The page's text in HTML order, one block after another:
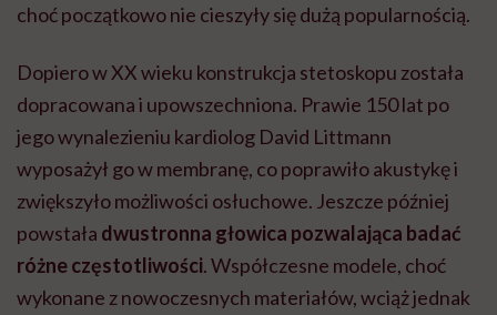
choć początkowo nie cieszyły się dużą popularnością.
Dopiero w XX wieku konstrukcja stetoskopu została
dopracowana i upowszechniona. Prawie 150 lat po
jego wynalezieniu kardiolog David Littmann
wyposażył go w membranę, co poprawiło akustykę i
zwiększyło możliwości osłuchowe. Jeszcze później
powstała dwustronna głowica pozwalająca badać
różne częstotliwości. Współczesne modele, choć
wykonane z nowoczesnych materiałów, wciąż jednak